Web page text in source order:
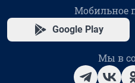
Мобильное
Google Play
Мы в